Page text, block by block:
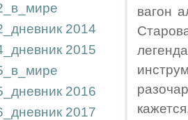
2014
2015
2016
2017
вагон